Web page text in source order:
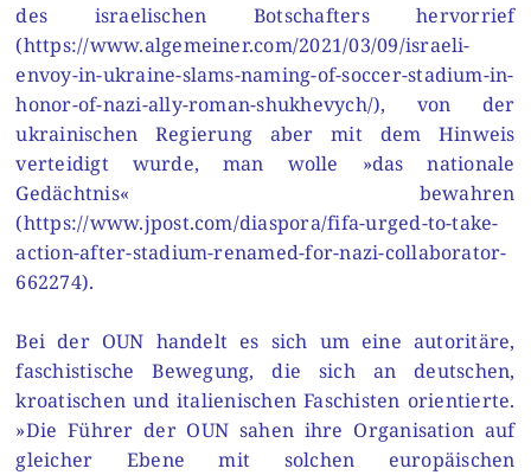
des israelischen Botschafters hervorrief
(https://www.algemeiner.com/2021/03/09/israeli-
envoy-in-ukraine-slams-naming-of-soccer-stadium-in-
honor-of-nazi-ally-roman-shukhevych/), von der
ukrainischen Regierung aber mit dem Hinweis
verteidigt wurde, man wolle »das nationale
Gedächtnis« bewahren
(https://www.jpost.com/diaspora/fifa-urged-to-take-
action-after-stadium-renamed-for-nazi-collaborator-
662274).
Bei der OUN handelt es sich um eine autoritäre,
faschistische Bewegung, die sich an deutschen,
kroatischen und italienischen Faschisten orientierte.
»Die Führer der OUN sahen ihre Organisation auf
gleicher Ebene mit solchen europäischen